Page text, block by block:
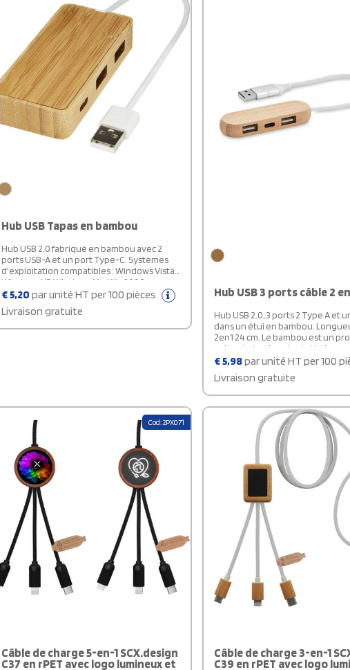
Hub USB Tapas en bambou
Hub USB 2.0 fabriqué en bambou avec 2
ports USB-A et un port Type-C. Systèmes
d'exploitation compatibles : Windows Vista,
Windows XP, Windows Me, Win2000,
Windows 7, Windows 8, Windows10, Mac OS
comprenant un manuel d'instructions (tous
deux fabriqués à partir de matériaux
€5,20 par unité HT per 100 pièces
Livraison gratuite
Hub USB 3 ports câble 2
Hub USB 2.0, 3 ports 2 Type A et un Type-C à
dans un étui en bambou.
2en1 24 cm. Le bambou est un
naturel, et présente de légères
de couleur, de décoration et de
€5,98par unité HT per 100
Livraison gratuite
Cod: 2PX071
Câble de charge 5-en-1 SCX.design
C37 en rPET avec logo lumineux et
Câble de charge 3-en-1
C39 en rPET avec logo